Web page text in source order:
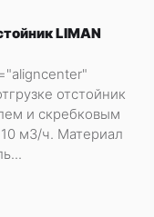
LIMAN
отстойник
и скребковым
м3/ч. Материал